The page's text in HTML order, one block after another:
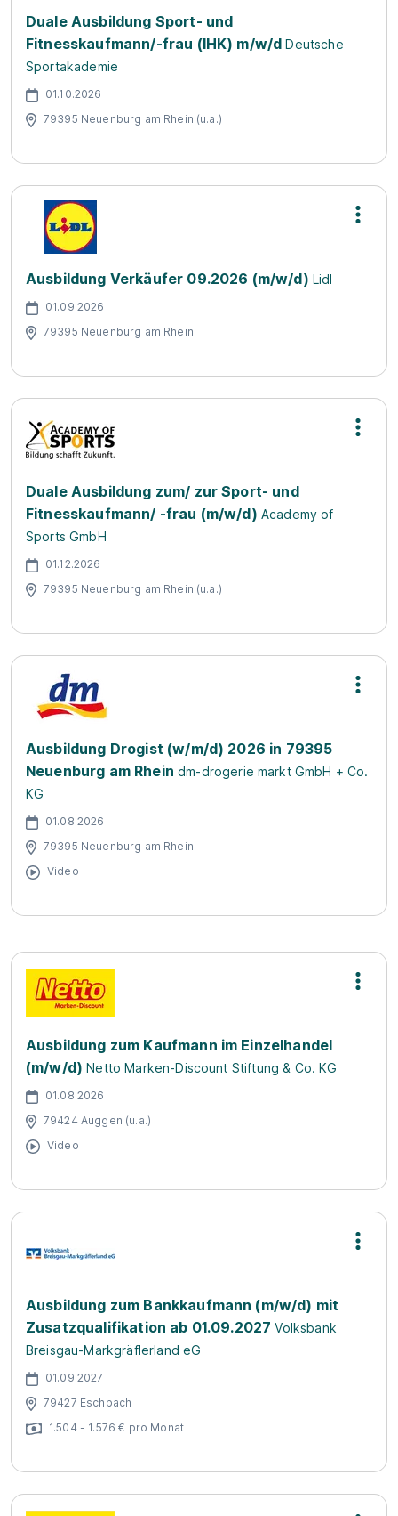
Duale Ausbildung Sport- und
Fitnesskaufmann/-frau (IHK) m/w/d Deutsche
Sportakademie
01.10.2026
79395 Neuenburg am Rhein (u.a.)
Ausbildung Verkäufer 09.2026 (m/w/d) Lidl
01.09.2026
79395 Neuenburg am Rhein
Duale Ausbildung zum/ zur Sport- und
Fitnesskaufmann/ -frau (m/w/d) Academy of
Sports GmbH
01.12.2026
79395 Neuenburg am Rhein (u.a.)
Ausbildung Drogist (w/m/d) 2026 in 79395
Neuenburg am Rhein dm-drogerie markt GmbH + Co.
KG
01.08.2026
79395 Neuenburg am Rhein
Video
Ausbildung zum Kaufmann im Einzelhandel
(m/w/d) Netto Marken-Discount Stiftung & Co. KG
01.08.2026
79424 Auggen (u.a.)
Video
Ausbildung zum Bankkaufmann (m/w/d) mit
Zusatzqualifikation ab 01.09.2027 Volksbank
Breisgau-Markgräflerland eG
01.09.2027
79427 Eschbach
1.504 - 1.576 € pro Monat